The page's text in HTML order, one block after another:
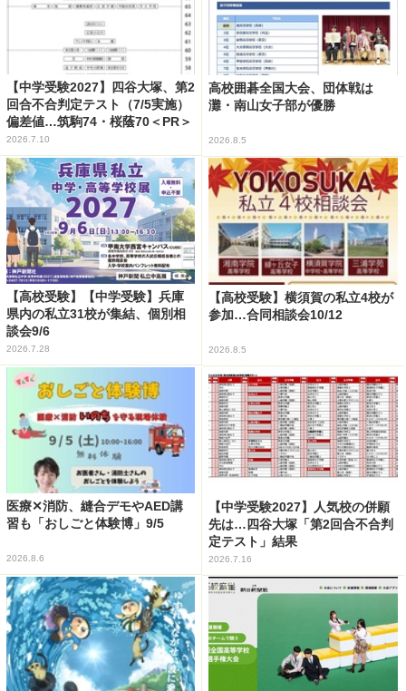
【中学受験2027】四谷大塚、第2
回合不合判定テスト（7/5実施）
偏差値…筑駒74・桜蔭70＜PR＞
2026.7.10
高校囲碁全国大会、団体戦は
灘・南山女子部が優勝
2026.8.5
【高校受験】【中学受験】兵庫
県内の私立31校が集結、個別相
談会9/6
2026.7.28
【高校受験】横須賀の私立4校が
参加…合同相談会10/12
2026.8.5
医療✕消防、縫合デモやAED講
習も「おしごと体験博」9/5
2026.8.6
【中学受験2027】人気校の併願
先は…四谷大塚「第2回合不合判
定テスト」結果
2026.7.16